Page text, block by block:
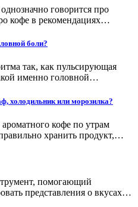
говорится про
кофе в рекомендациях…
боли?
так, как пульсирующая
именно головной…
холодильник или морозилка?
кофе по утрам
хранить продукт,…
помогающий
представления о вкусах…